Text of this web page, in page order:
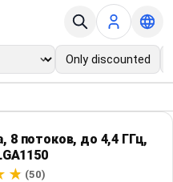
Only discounted
8 потоков, до 4,4 ГГц,
(50)